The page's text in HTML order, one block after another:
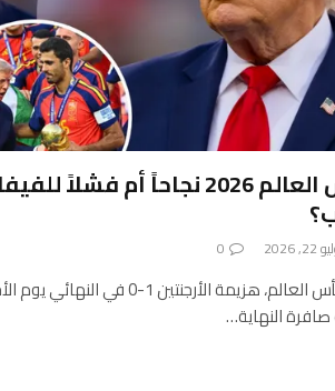
هل كان كأس العالم 2026 نجاحاً
2026
0
لقد فازت اسبانيا كأس العالم،
النهاية…